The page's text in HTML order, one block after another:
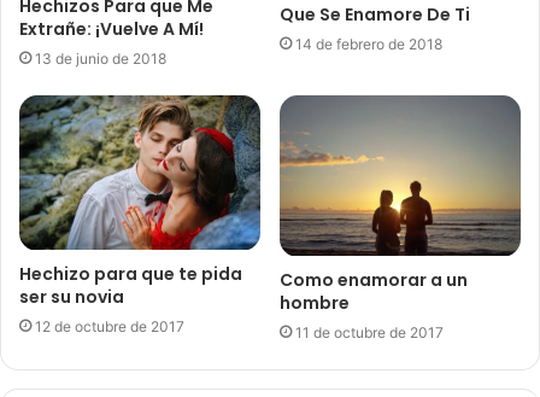
Hechizos Para que Me
Extrañe: ¡Vuelve A Mí!
13 de junio de 2018
Que Se Enamore De Ti
14 de febrero de 2018
Hechizo para que te pida
ser su novia
12 de octubre de 2017
Como enamorar a un
hombre
11 de octubre de 2017